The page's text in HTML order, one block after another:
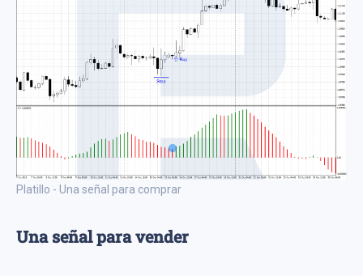
Platillo - Una señal para comprar
Una señal para vender